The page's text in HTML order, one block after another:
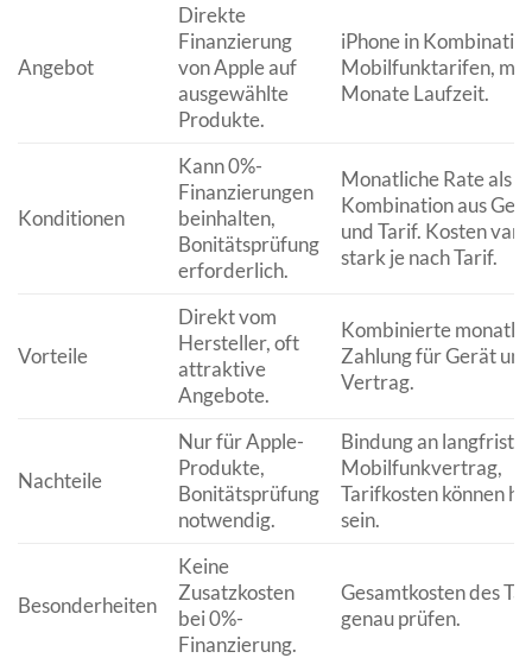
Angebot
Direkte
Finanzierung
von Apple auf
ausgewählte
Produkte.
iPhone in
Mobilfunktarifen,
Monate Laufzeit.
Konditionen
Kann 0%-
Finanzierungen
beinhalten,
Bonitätsprüfung
erforderlich.
Monatliche Rate als
Kombination aus
und Tarif. Kosten
stark je nach Tarif.
Vorteile
Direkt vom
Hersteller, oft
attraktive
Angebote.
Kombinierte
Zahlung für Gerät und
Vertrag.
Nachteile
Nur für Apple-
Produkte,
Bonitätsprüfung
notwendig.
Bindung an
Mobilfunkvertrag,
Tarifkosten können
sein.
Besonderheiten
Keine
Zusatzkosten
bei 0%-
Finanzierung.
Gesamtkosten des
genau prüfen.